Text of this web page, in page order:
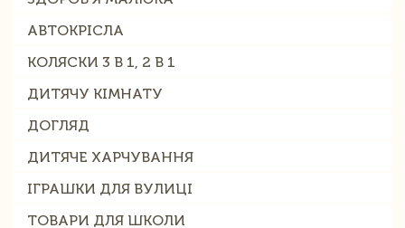
АВТОКРІСЛА
КОЛЯСКИ 3 В 1, 2 В 1
ДИТЯЧУ КІМНАТУ
ДОГЛЯД
ДИТЯЧЕ ХАРЧУВАННЯ
ІГРАШКИ ДЛЯ ВУЛИЦІ
ТОВАРИ ДЛЯ ШКОЛИ